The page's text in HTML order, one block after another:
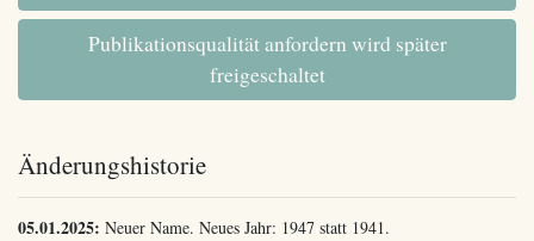
Publikationsqualität anfordern wird später
freigeschaltet
Änderungshistorie
05.01.2025: Neuer Name. Neues Jahr: 1947 statt 1941.